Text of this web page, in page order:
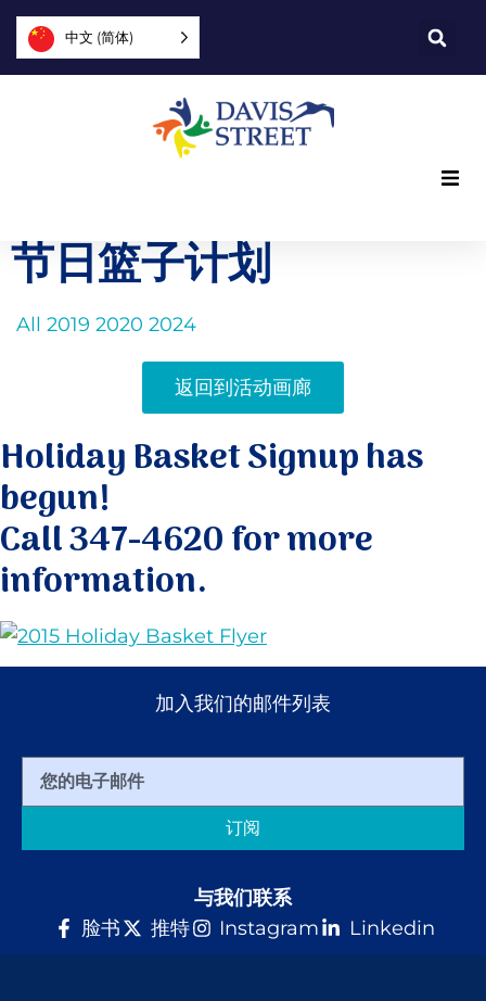
中文 (简体)
捐赠
节日篮子计划
All 2019 2020 2024
返回到活动画廊
Holiday Basket Signup has
begun!
Call 347-4620 for more
information.
加入我们的邮件列表
订阅
与我们联系
脸书
推特 Instagram Linkedin